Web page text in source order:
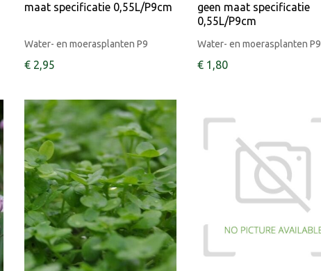
maat specificatie 0,55L/P9cm
Water- en moerasplanten P9
€ 2,95
geen maat specificatie
0,55L/P9cm
Water- en moerasplanten P9
€ 1 ,80